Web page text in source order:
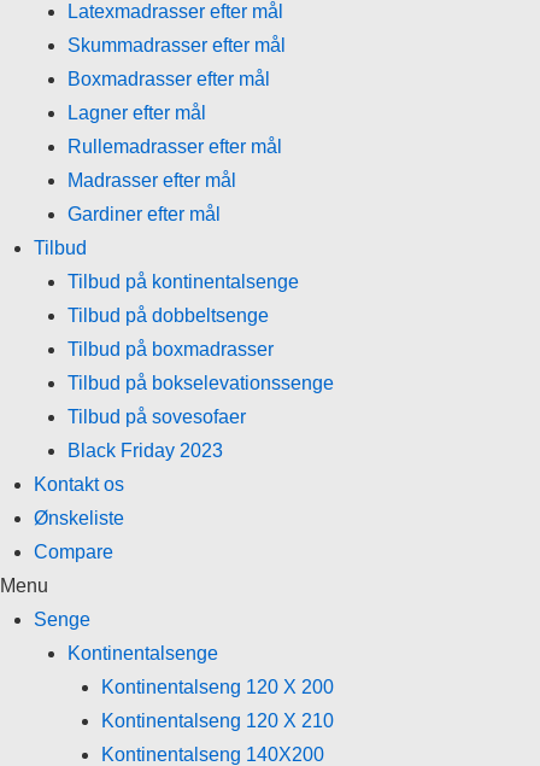
Latexmadrasser efter mål
Skummadrasser efter mål
Boxmadrasser efter mål
Lagner efter mål
Rullemadrasser efter mål
Madrasser efter mål
Gardiner efter mål
Tilbud
Tilbud på kontinentalsenge
Tilbud på dobbeltsenge
Tilbud på boxmadrasser
Tilbud på bokselevationssenge
Tilbud på sovesofaer
Black Friday 2023
Kontakt os
Ønskeliste
Compare
Menu
Senge
Kontinentalsenge
Kontinentalseng 120 X 200
Kontinentalseng 120 X 210
Kontinentalseng 140X200